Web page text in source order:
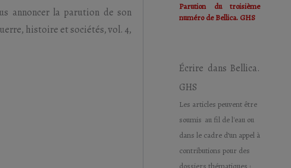
annoncer la parution de son
histoire et sociétés, vol. 4,
Parution du troisième
numéro de Bellica. GHS
Écrire dans Bellica.
GHS
Les articles peuvent être
soumis au fil de l'eau ou
dans le cadre d’un appel à
contributions pour des
dossiers thématiques :